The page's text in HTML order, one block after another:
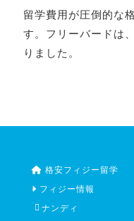
留学費用が圧倒的な
す。フリーバードは
りました。
格安フィジー留学
フィジー情報
ナンディ